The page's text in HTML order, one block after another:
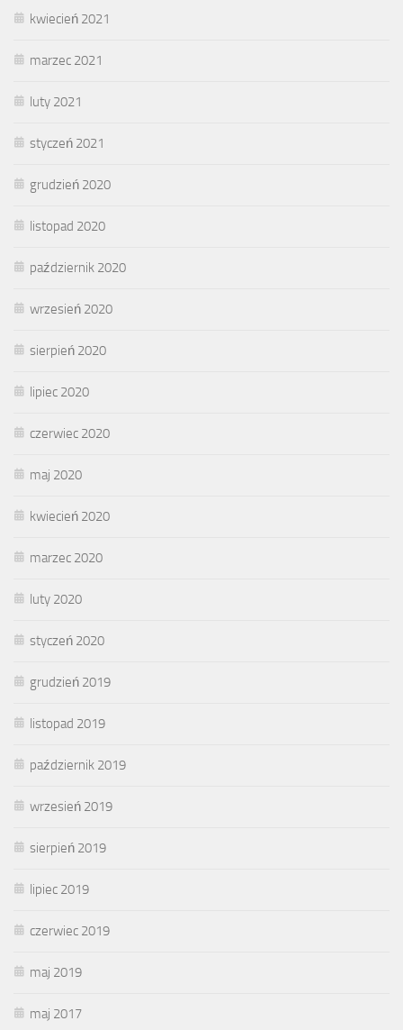
kwiecień 2021
marzec 2021
luty 2021
styczeń 2021
grudzień 2020
listopad 2020
październik 2020
wrzesień 2020
sierpień 2020
lipiec 2020
czerwiec 2020
maj 2020
kwiecień 2020
marzec 2020
luty 2020
styczeń 2020
grudzień 2019
listopad 2019
październik 2019
wrzesień 2019
sierpień 2019
lipiec 2019
czerwiec 2019
maj 2019
maj 2017